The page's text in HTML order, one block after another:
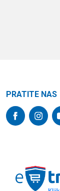
PRATITE NAS